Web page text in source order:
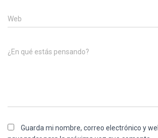
Web
¿En qué estás pensando?
Guarda mi nombre, correo electrónico y